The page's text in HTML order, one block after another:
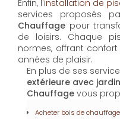
aménagements sur
aux besoins des
pour intégrer
et les espaces de
AL Paysages et
également dubois
répondre aux
écologique. Ce bois
durables, est parfait